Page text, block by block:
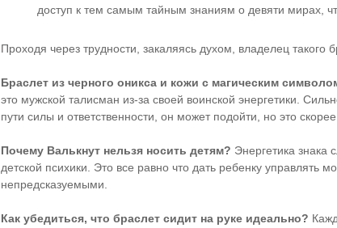
доступ к тем самым тайным знаниям о девяти мирах,
Проходя через трудности, закаляясь духом, владелец такого
Браслет из черного оникса и кожи с магическим
это мужской талисман из-за своей воинской энергетики.
пути силы и ответственности, он может подойти, но это
Почему Валькнут нельзя носить детям? Энергетика
детской психики. Это все равно что дать ребенку
непредсказуемыми.
Как убедиться, что браслет сидит на руке идеально?